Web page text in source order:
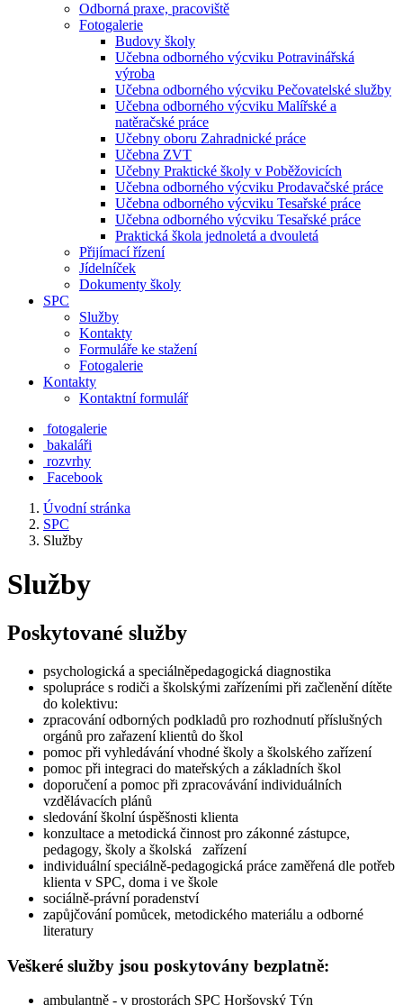
Odborná praxe, pracoviště
Fotogalerie
Budovy školy
Učebna odborného výcviku Potravinářská
výroba
Učebna odborného výcviku Pečovatelské služby
Učebna odborného výcviku Malířské a
natěračské práce
Učebny oboru Zahradnické práce
Učebna ZVT
Učebny Praktické školy v Poběžovicích
Učebna odborného výcviku Prodavačské práce
Učebna odborného výcviku Tesařské práce
Učebna odborného výcviku Tesařské práce
Praktická škola jednoletá a dvouletá
Přijímací řízení
Jídelníček
Dokumenty školy
SPC
Služby
Kontakty
Formuláře ke stažení
Fotogalerie
Kontakty
Kontaktní formulář
fotogalerie
bakaláři
rozvrhy
Facebook
Úvodní stránka
SPC
Služby
Služby
Poskytované služby
psychologická a speciálněpedagogická diagnostika
spolupráce s rodiči a školskými zařízeními při začlenění dítěte
do kolektivu:
zpracování odborných podkladů pro rozhodnutí příslušných
orgánů pro zařazení klientů do škol
pomoc při vyhledávání vhodné školy a školského zařízení
pomoc při integraci do mateřských a základních škol
doporučení a pomoc při zpracovávání individuálních
vzdělávacích plánů
sledování školní úspěšnosti klienta
konzultace a metodická činnost pro zákonné zástupce,
pedagogy, školy a školská zařízení
individuální speciálně-pedagogická práce zaměřená dle potřeb
klienta v SPC, doma i ve škole
sociálně-právní poradenství
zapůjčování pomůcek, metodického materiálu a odborné
literatury
Veškeré služby jsou poskytovány bezplatně:
ambulantně - v prostorách SPC Horšovský Týn